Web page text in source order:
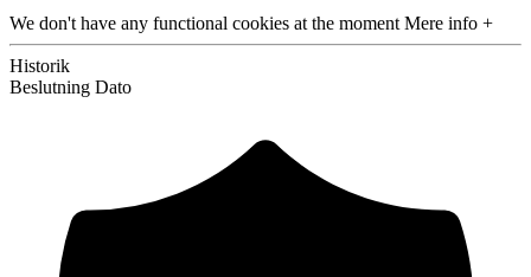
We don't have any functional cookies at the moment Mere info +
Historik
Beslutning Dato